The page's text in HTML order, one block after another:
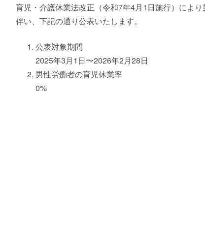
育児・介護休業法改正（令和7年4月1日施行）によ
伴い、下記の通り公表いたします。
公表対象期間
2025年3月1日〜2026年2月28日
男性労働者の育児休業率
0%